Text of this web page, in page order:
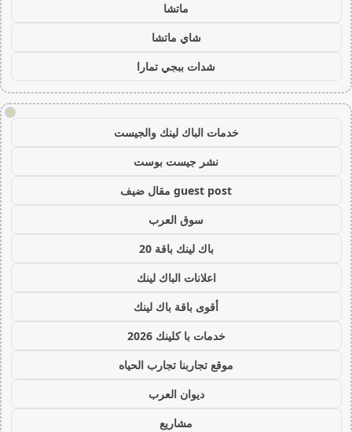
ماتشا
شاي ماتشا
شدات ببجي تمارا
!
خدمات الباك لينك والجيست
نشر جيست بوست
guest post مقال ضيف
سوق العرب
باك لينك باقة 20
اعلانات الباك لينك
أقوى باقة باك لينك
خدمات با كلينك 2026
موقع تجاربنا تجارب الحياه
ديوان العرب
مشاريع